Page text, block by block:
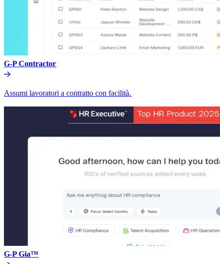
G-P Contractor​​
Assumi lavoratori a contratto con facilità.​​
G-P Gia™​​